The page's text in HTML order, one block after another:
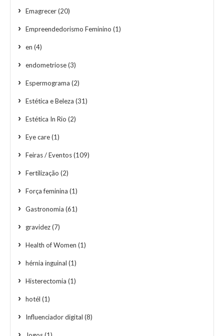
Emagrecer(20)
Empreendedorismo Feminino (1)
en (4)
endometriose(3)
Espermograma (2)
Estética e Beleza (31)
Estética In Rio (2)
Eye care(1)
Feiras / Eventos(109)
Fertilização (2)
Força feminina (1)
Gastronomia (61)
gravidez(7)
Health of Women (1)
hérnia inguinal (1)
Histerectomia (1)
hotél (1)
Influenciador digital (8)